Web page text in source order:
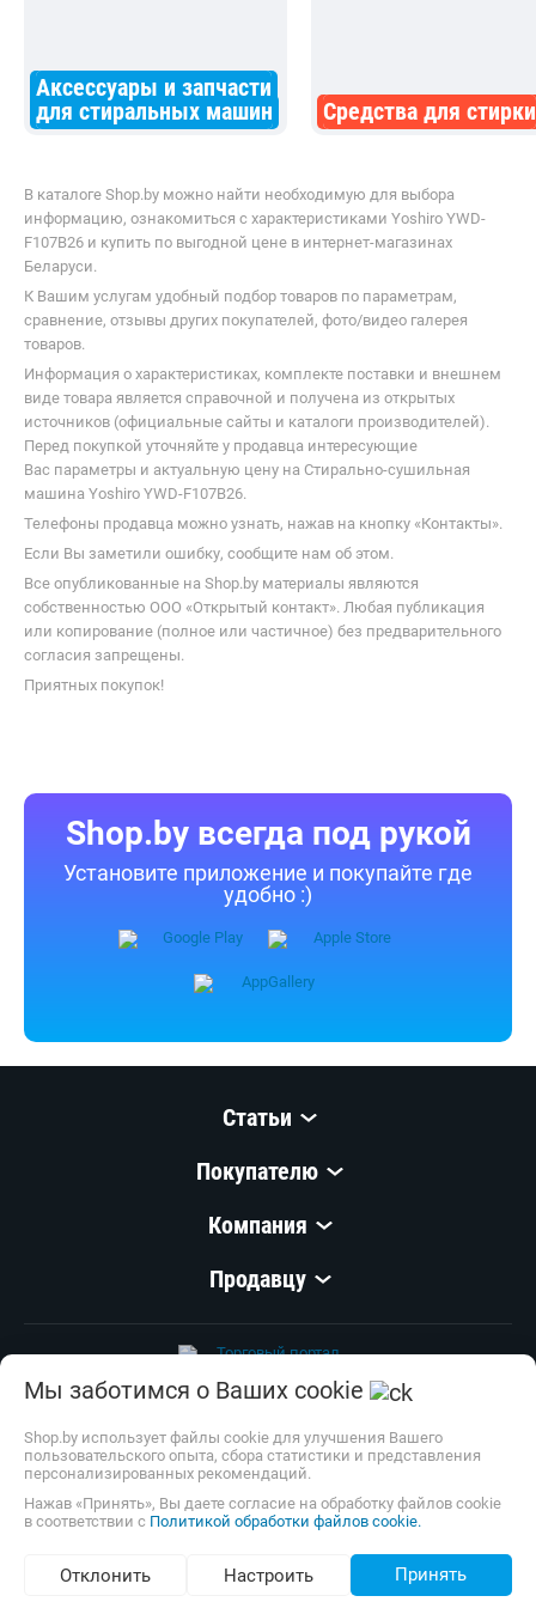
загружать барабан – и всё в
порядке. Рекомендую для больших
семей.
Аксессуары и запчасти
для стиральных машин
Средства для стирки
В каталоге Shop.by можно найти необходимую для выбора
информацию, ознакомиться с характеристиками Yoshiro YWD-
F107B26 и купить по выгодной цене в интернет-магазинах
Беларуси.
К Вашим услугам удобный подбор товаров по параметрам,
сравнение, отзывы других покупателей, фото/видео галерея
товаров.
Информация о характеристиках, комплекте поставки и внешнем
виде товара является справочной и получена из открытых
источников (официальные сайты и каталоги производителей).
Перед покупкой уточняйте у продавца интересующие
Вас параметры и актуальную цену на Стирально-сушильная
машина Yoshiro YWD-F107B26.
Телефоны продавца можно узнать, нажав на кнопку «Контакты».
Если Вы заметили ошибку, сообщите нам об этом.
Все опубликованные на Shop.by материалы являются
собственностью ООО «Открытый контакт». Любая публикация
или копирование (полное или частичное) без предварительного
согласия запрещены.
Приятных покупок!
Shop.by всегда под рукой
Установите приложение и покупайте где
удобно :)
Статьи
Покупателю
Компания
Продавцу
ООО «Открытый Контакт»
УНП 100008738
Настройка cookie
Мы заботимся о Ваших cookie
Shop.by использует файлы cookie для улучшения Вашего
пользовательского опыта, сбора статистики и представления
персонализированных рекомендаций.
Нажав «Принять», Вы даете согласие на обработку файлов cookie
в соответствии с Политикой обработки файлов cookie.
Отклонить Настроить Принять